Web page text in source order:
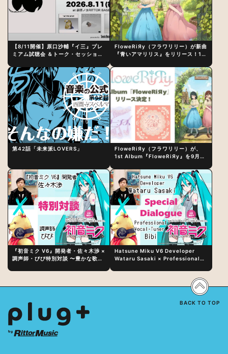
【8/11開催】原口沙輔『イ三』プレ
ミアム試聴会 ＆トーク・セッション
制作秘話
FloweRiЯy（フラワリリー）が新曲
『青いアマリリス』をリリース！1st
第42話「未来派LOVERS」
FloweRiЯy（フラワリリー）が、
1st Album『FloweRiЯy』を9月23
『初音ミク V6』開発者・佐々木渉 ×
調声師・びび特別対談 〜豊かな歌声
Hatsune Miku V6 Developer
Wataru Sasaki × Professional
Vocal Expression Lies in “Love
for the singing characters” and
BACK TO TOP